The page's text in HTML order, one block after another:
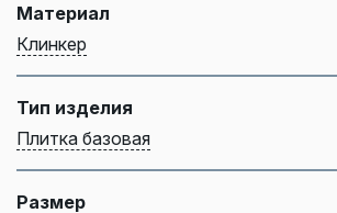
Материал
Клинкер
Тип изделия
Плитка базовая
Размер